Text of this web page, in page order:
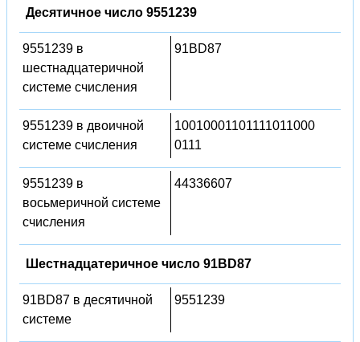
Десятичное число 9551239
9551239 в
шестнадцатеричной
системе счисления
91BD87
9551239 в двоичной
системе счисления
10010001101111011000
0111
9551239 в
восьмеричной системе
счисления
44336607
Шестнадцатеричное число 91BD87
91BD87 в десятичной
системе
9551239